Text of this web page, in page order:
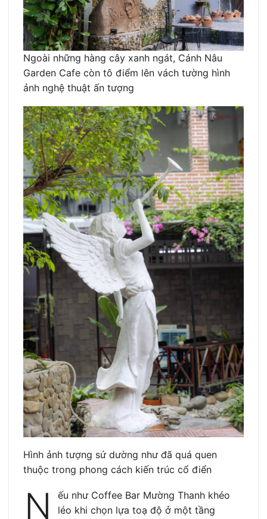
Ngoài những hàng cây xanh ngát, Cánh Nâu
Garden Cafe còn tô điểm lên vách tường hình
ảnh nghệ thuật ấn tượng
Hình ảnh tượng sứ dường như đã quá quen
thuộc trong phong cách kiến trúc cổ điển
N
ếu như Coffee Bar Mường Thanh khéo
léo khi chọn lựa toạ độ ở một tầng